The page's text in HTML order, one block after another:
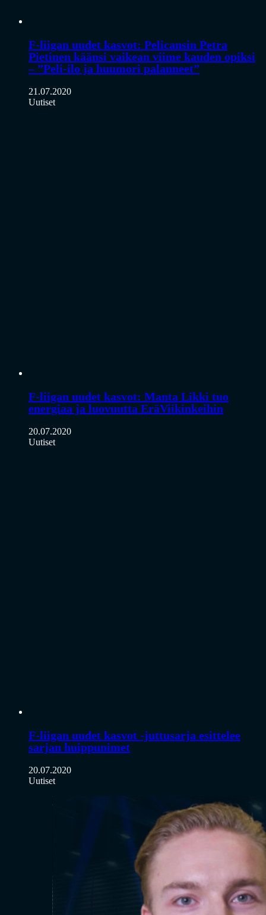
F-liigan uudet kasvot: Pelicansin Petra
Pietinen käänsi vaikean viime kauden opiksi
– ”Peli-ilo ja huumori palanneet”
21.07.2020
Uutiset
F-liigan uudet kasvot: Manta Likki tuo
energiaa ja luovuutta EräViikinkeihin
20.07.2020
Uutiset
F-liigan uudet kasvot -juttusarja esittelee
sarjan huippunimet
20.07.2020
Uutiset